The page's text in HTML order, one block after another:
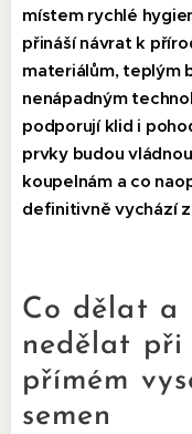
místem rychlé
přináší návrat k
materiálům, teplým
nenápadným
podporují klid i
prvky budou
koupelnám a co
definitivně vychází
Co dělat a
nedělat při
přímém
semen